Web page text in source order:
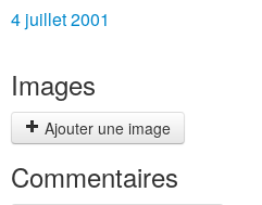
4 juillet 2001
Images
Ajouter une image
Commentaires